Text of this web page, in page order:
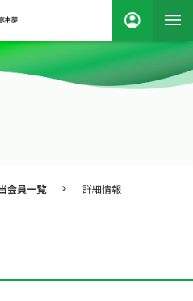
会員一覧 詳細情報